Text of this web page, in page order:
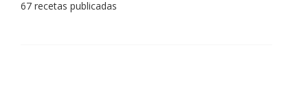
con un toque diferente